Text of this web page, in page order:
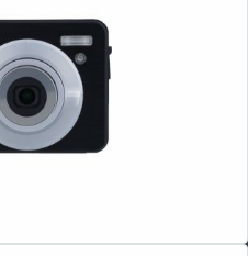
Alle Rechte vorbehalten.